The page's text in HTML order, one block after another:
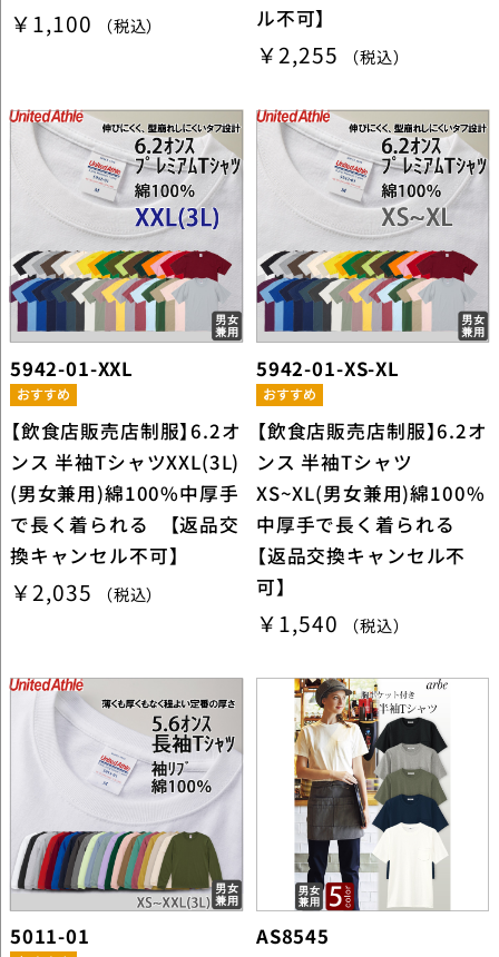
￥1,100 （税込） ル不可】
￥2,255 （税込）
5942-01-XXL
【飲食店販売店制服】6.2オ
ンス 半袖TシャツXXL(3L)
(男女兼用)綿100%中厚手
で長く着られる 【返品交
換キャンセル不可】
￥2,035 （税込）
5942-01-XS-XL
【飲食店販売店制服】6.2オ
ンス 半袖Tシャツ
XS~XL(男女兼用)綿100%
中厚手で長く着られる
【返品交換キャンセル不
可】
￥1,540 （税込）
5011-01
AS8545